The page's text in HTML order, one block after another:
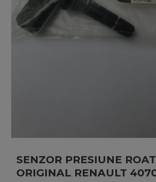
SENZOR PRESIUNE
ORIGINAL RENAULT